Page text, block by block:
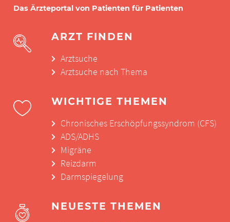
Das Ärzteportal von Patienten für Patienten
ARZT FINDEN
Arztsuche
Arztsuche nach Thema
WICHTIGE THEMEN
Chronisches Erschöpfungssyndrom (CFS)
ADS/ADHS
Migräne
Reizdarm
Darmspiegelung
NEUESTE THEMEN